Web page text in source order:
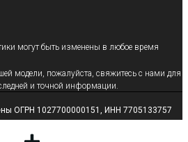
могут быть изменены в любое время
модели, пожалуйста, свяжитесь с нами для
и точной информации.
ОГРН 1027700000151, ИНН 7705133757